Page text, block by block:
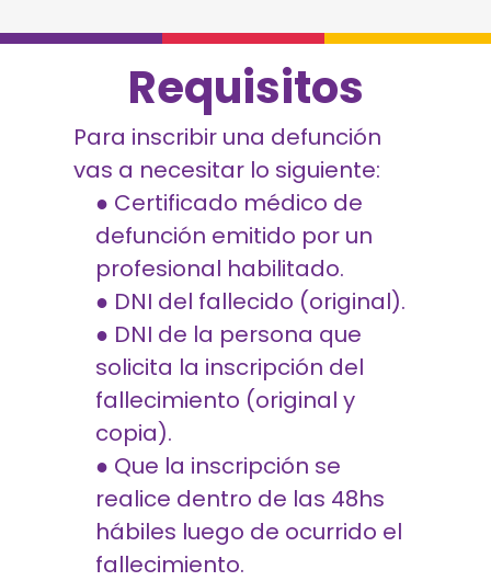
Requisitos
Para inscribir una defunción
vas a necesitar lo siguiente:
● Certificado médico de
defunción emitido por un
profesional habilitado.
● DNI del fallecido (original).
● DNI de la persona que
solicita la inscripción del
fallecimiento (original y
copia).
● Que la inscripción se
realice dentro de las 48hs
hábiles luego de ocurrido el
fallecimiento.